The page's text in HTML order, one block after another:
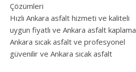
Çözümleri
Hızlı Ankara asfalt hizmeti ve kaliteli
uygun fiyatlı ve Ankara asfalt kaplama
Ankara sıcak asfalt ve profesyonel
güvenilir ve Ankara sıcak asfalt